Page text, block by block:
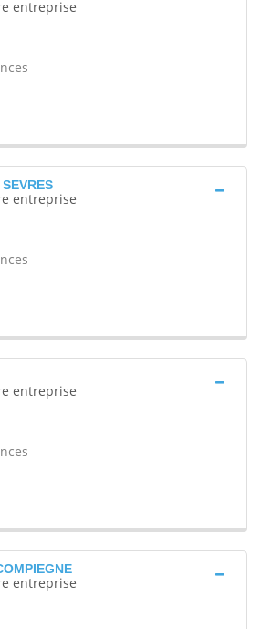
entreprise
entreprise
entreprise
entreprise